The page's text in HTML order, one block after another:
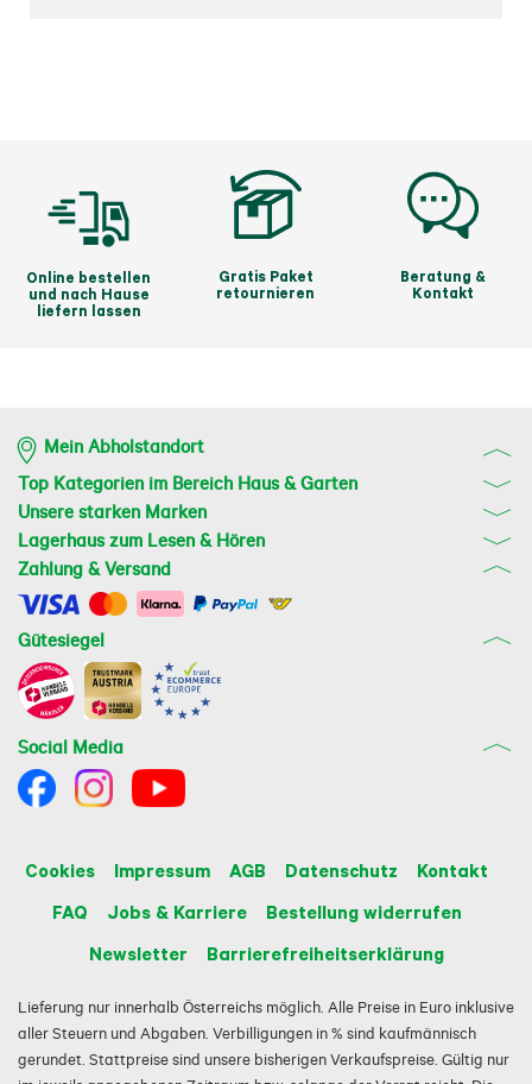
Online bestellen
und nach Hause
liefern lassen
Gratis Paket
retournieren
Beratung &
Kontakt
Mein Abholstandort
Top Kategorien im Bereich Haus & Garten
Unsere starken Marken
Lagerhaus zum Lesen & Hören
Zahlung & Versand
Gütesiegel
Social Media
Cookies Impressum AGB Datenschutz
Kontakt
FAQ
Jobs & Karriere
Bestellung widerrufen
Newsletter
Barrierefreiheitserklärung
Lieferung nur innerhalb Österreichs möglich. Alle Preise in Euro inklusive
aller Steuern und Abgaben. Verbilligungen in % sind kaufmännisch
gerundet. Stattpreise sind unsere bisherigen Verkaufspreise. Gültig nur